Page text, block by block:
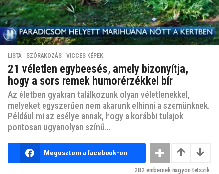
LISTA ,SZÓRAKOZÁS ,VICCES KÉPEK
21 véletlen egybeesés, amely bizonyítja,
hogy a sors remek humorérzékkel bír
Az életben gyakran találkozunk olyan véletlenekkel,
melyeket egyszerűen nem akarunk elhinni a szemünknek.
Például mi az esélye annak, hogy a korábbi tulajok
pontosan ugyanolyan színű...
Megosztom a facebook-on
282 embernek nagyon tetszik